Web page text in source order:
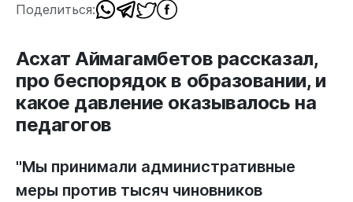
Поделиться:
Асхат Аймагамбетов рассказал,
про беспорядок в образовании, и
какое давление оказывалось на
педагогов
"Мы принимали административные
меры против тысяч чиновников